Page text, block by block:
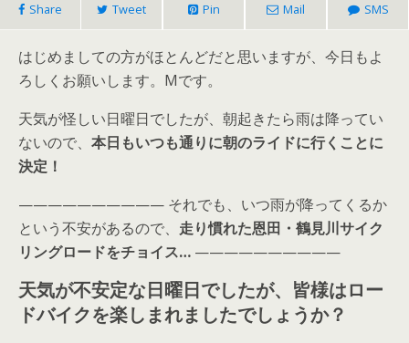
Share Tweet Pin Mail SMS
はじめましての方がほとんどだと思いますが、今日もよ
ろしくお願いします。Mです。
天気が怪しい日曜日でしたが、朝起きたら雨は降ってい
ないので、 本日もいつも通りに朝のライドに行くことに
決定！
—————————— それでも、いつ雨が降ってくるか
という不安があるので、 走り慣れた恩田・鶴見川サイク
リングロードをチョイス… ——————————
天気が不安定な日曜日でしたが、皆様はロー
ドバイクを楽しまれましたでしょうか？